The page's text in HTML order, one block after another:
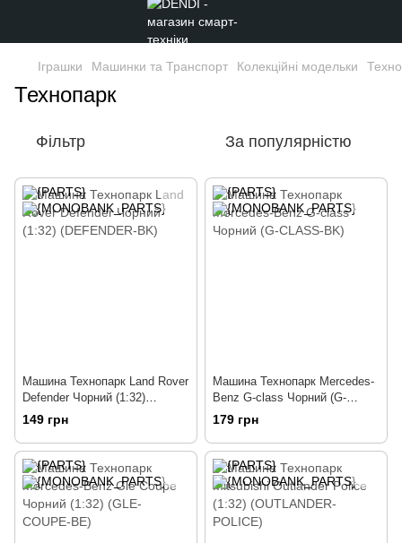
Іграшки Машинки та Транспорт Колекційні модельки
Технопарк
Фільтр За популярністю
Машина Технопарк Land Rover
Defender Чорний (1:32)
(DEFENDER-BK)
149 грн
Машина Технопарк Mercedes-
Benz G-class Чорний (G-
СLASS-BK)
179 грн